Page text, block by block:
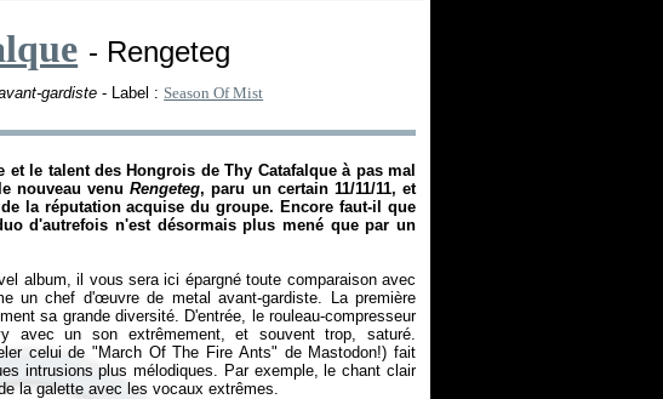
- Rengeteg
gardiste - Label : Season Of Mist
et le talent des Hongrois de Thy Catafalque à pas mal
nouveau venuRengeteg, paru un certain 11/11/11, et
la réputation acquise du groupe. Encore faut-il que
d'autrefois n'est désormais plus mené que par un
album, il vous sera ici épargné toute comparaison avec
un chef d'œuvre de metal avant-gardiste. La première
sa grande diversité. D'entrée, le rouleau-compresseur
avec un son extrêmement, et souvent trop, saturé.
celui de "March Of The Fire Ants" de Mastodon!) fait
intrusions plus mélodiques. Par exemple, le chant clair
la galette avec les vocaux extrêmes.